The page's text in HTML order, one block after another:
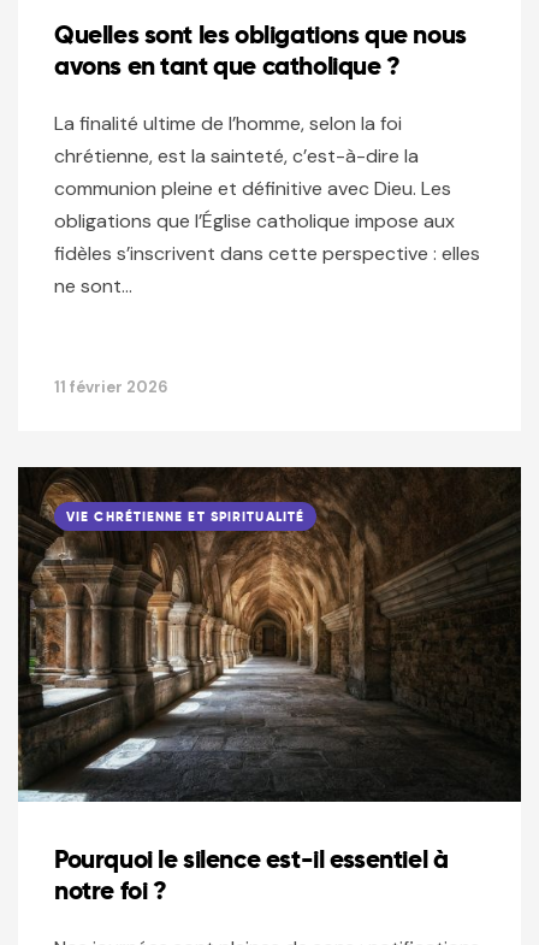
Quelles sont les obligations que nous
avons en tant que catholique ?
La finalité ultime de l’homme, selon la foi
chrétienne, est la sainteté, c’est-à-dire la
communion pleine et définitive avec Dieu. Les
obligations que l’Église catholique impose aux
fidèles s’inscrivent dans cette perspective : elles
ne sont…
11 février 2026
VIE CHRÉTIENNE ET SPIRITUALITÉ
Pourquoi le silence est-il essentiel à
notre foi ?